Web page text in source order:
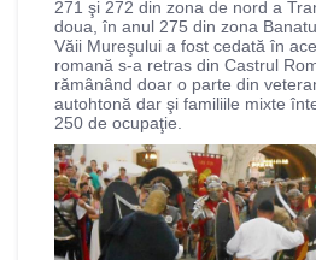
271 şi 272 din zona de nord a
doua, în anul 275 din zona
Văii Mureşului a fost cedată în
romană s-a retras din Castrul
rămânând doar o parte din
autohtonă dar şi familiile mixte
250 de ocupaţie.